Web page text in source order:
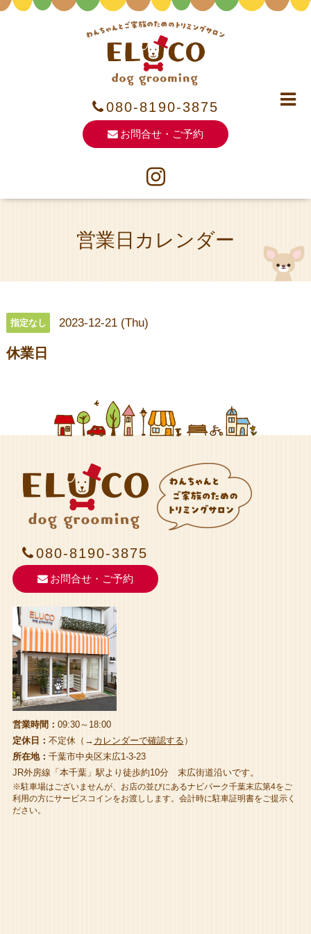
080-8190-3875
お問合せ・ご予約
営業日カレンダー
指定なし 2023-12-21 (Thu)
休業日
080-8190-3875
お問合せ・ご予約
営業時間： 09:30～18:00
定休日： 不定休（→ カレンダーで確認する ）
所在地： 千葉市中央区末広1-3-23
JR外房線「本千葉」駅より徒歩約10分 末広街道沿いです。
※駐車場はございませんが、お店の並びにあるナビパーク千葉末広第4をご
利用の方にサービスコインをお渡しします。会計時に駐車証明書をご提示く
ださい。